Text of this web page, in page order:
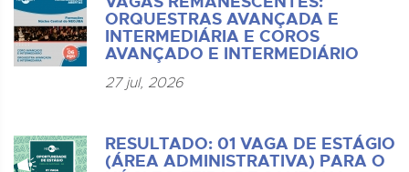
ORQUESTRAS AVANÇADA E
INTERMEDIÁRIA E COROS
AVANÇADO E INTERMEDIÁRIO
27 jul, 2026
RESULTADO: 01 VAGA DE ESTÁGIO
(ÁREA ADMINISTRATIVA) PARA O